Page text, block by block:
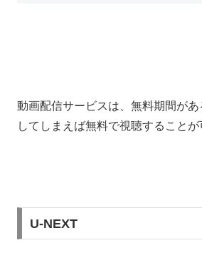
動画配信サービスは、無料期間が
してしまえば無料で視聴することが
U-NEXT